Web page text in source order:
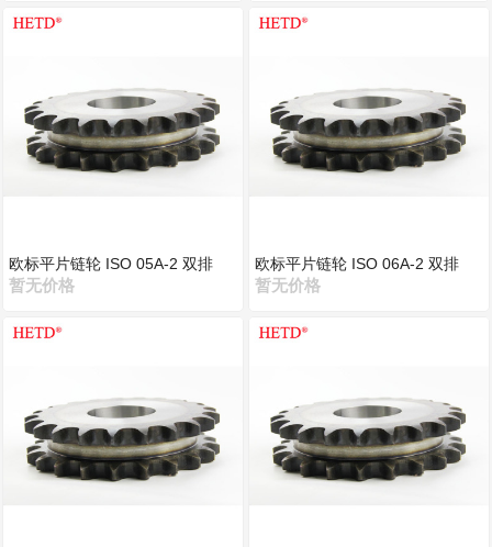
欧标平片链轮 ISO 05A-2 双排
暂无价格
欧标平片链轮 ISO 06A-2 双排
暂无价格